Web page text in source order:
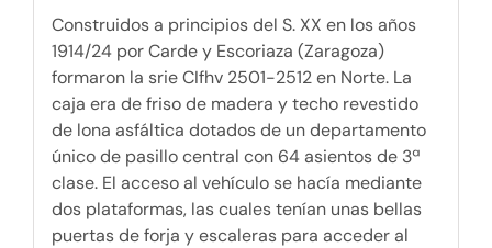
Construidos a principios del S. XX en los años
1914/24 por Carde y Escoriaza (Zaragoza)
formaron la srie CIfhv 2501-2512 en Norte. La
caja era de friso de madera y techo revestido
de lona asfáltica dotados de un departamento
único de pasillo central con 64 asientos de 3ª
clase. El acceso al vehículo se hacía mediante
dos plataformas, las cuales tenían unas bellas
puertas de forja y escaleras para acceder al